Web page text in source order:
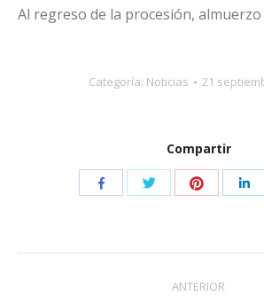
Al regreso de la procesión,
Categoría: Noticias 21
Compartir
CompartirCompartirCompartir
Navegación
ANTERIOR